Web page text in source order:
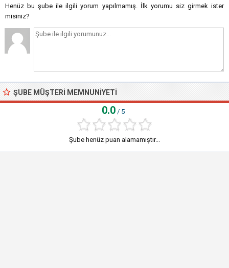
Henüz bu şube ile ilgili yorum yapılmamış. İlk yorumu siz girmek ister
misiniz?
ŞUBE MÜŞTERI MEMNUNIYETI
0.0 / 5
Şube henüz puan alamamıştır...